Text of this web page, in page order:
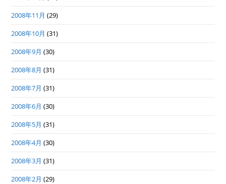
2008年11月 (29)
2008年10月 (31)
2008年9月 (30)
2008年8月 (31)
2008年7月 (31)
2008年6月 (30)
2008年5月 (31)
2008年4月 (30)
2008年3月 (31)
2008年2月 (29)